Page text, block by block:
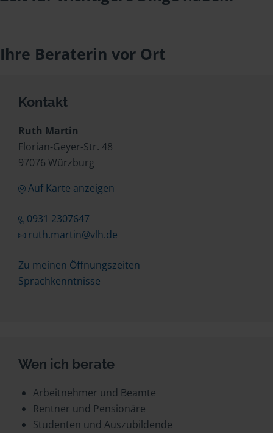
Ihre Beraterin vor Ort
Kontakt
Ruth Martin
Florian-Geyer-Str. 48
97076 Würzburg
Auf Karte anzeigen
0931 2307647
ruth.martin@vlh.de
Zu meinen Öffnungszeiten
Sprachkenntnisse
Wen ich berate
Arbeitnehmer und Beamte
Rentner und Pensionäre
Studenten und Auszubildende